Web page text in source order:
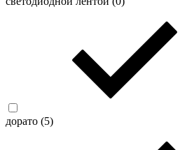
дорато (5)